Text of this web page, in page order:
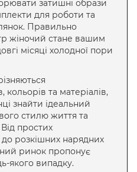
затишні образи
для роботи та
Правильно
жіночий стане вашим
місяці холодної пори
кольорів та матеріалів,
знайти ідеальний
стилю життя та
простих
розкішних нарядних
ринок пропонує
якого випадку.